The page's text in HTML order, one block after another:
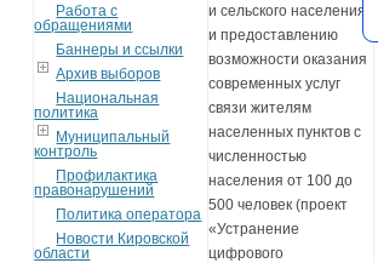
Работа с
обращениями
Баннеры и ссылки
Архив выборов
Национальная
политика
Муниципальный
контроль
Профилактика
правонарушений
Политика оператора
Новости Кировской
области
и сельского населения
и предоставлению
возможности оказания
современных услуг
связи жителям
населенных пунктов с
численностью
населения от 100 до
500 человек (проект
«Устранение
цифрового